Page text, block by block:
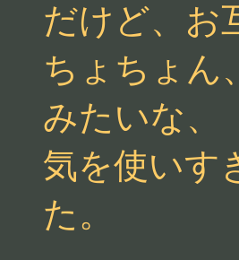
だけど、お
ちょちょん
みたいな、
気を使いす
た。